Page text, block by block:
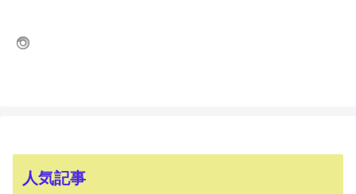
人気記事